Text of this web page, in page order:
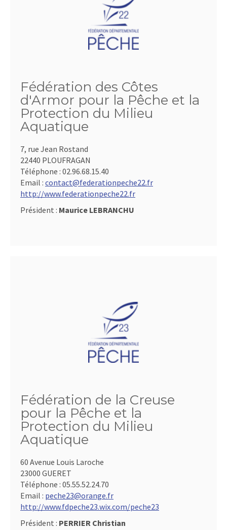
Fédération des Côtes
d'Armor pour la Pêche et la
Protection du Milieu
Aquatique
7, rue Jean Rostand
22440 PLOUFRAGAN
Téléphone : 02.96.68.15.40
Email : contact@federationpeche22.fr
http://www.federationpeche22.fr
Président : Maurice LEBRANCHU
Fédération de la Creuse
pour la Pêche et la
Protection du Milieu
Aquatique
60 Avenue Louis Laroche
23000 GUERET
Téléphone : 05.55.52.24.70
Email : peche23@orange.fr
http://www.fdpeche23.wix.com/peche23
Président : PERRIER Christian